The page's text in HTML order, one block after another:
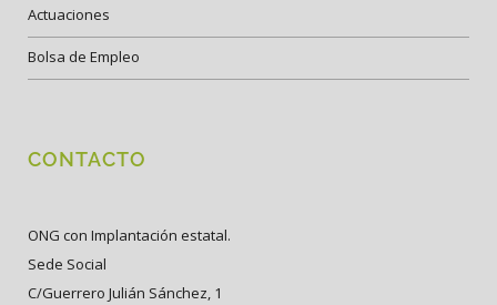
Actuaciones
Bolsa de Empleo
CONTACTO
ONG con Implantación estatal.
Sede Social
C/Guerrero Julián Sánchez, 1